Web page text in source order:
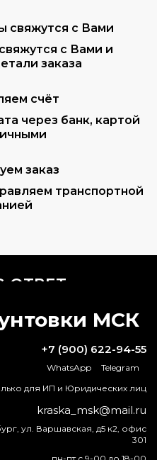
с Вами и
заказа
через банк, картой
транспортной
ОТВЕТ
уайт-спирит
песчаной
водно-
+7 (900) 622-94-55
WhatsApp
Telegram
для ИП и Юридических лиц
kraska_msk@mail.ru
ул. Варшавская, д5 к2, офис
301